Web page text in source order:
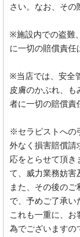
さい。なお、その
※施設内での盗難
に一切の賠償責任
※当店では、安全
皮膚のかぶれ、も
者に一切の賠償責
※セラピストへの
外なく損害賠償請
応をとらせて頂き
て、威力業務妨害
また、その後の
で、予めご了承い
これも一重に、お
為でございますの